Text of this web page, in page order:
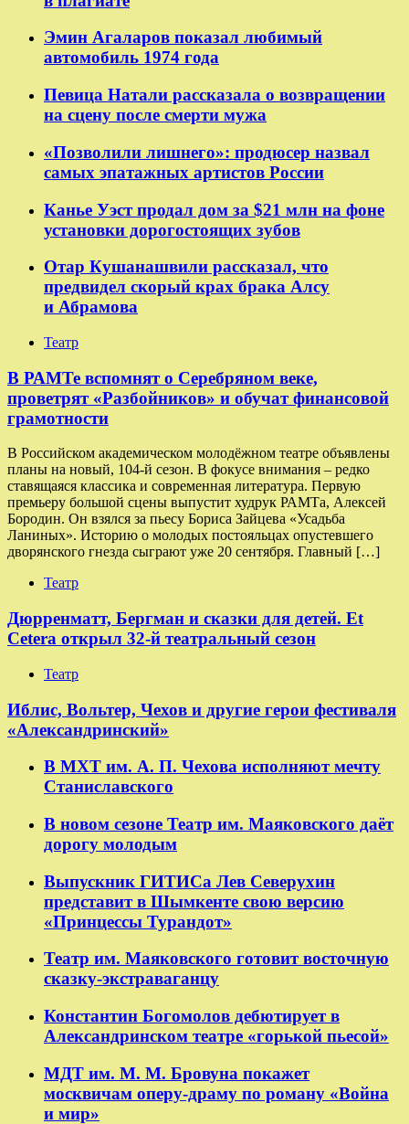
Эмин Агаларов показал любимый
автомобиль 1974 года
Певица Натали рассказала о возвращении
на сцену после смерти мужа
«Позволили лишнего»: продюсер назвал
самых эпатажных артистов России
Канье Уэст продал дом за $21 млн на фоне
установки дорогостоящих зубов
Отар Кушанашвили рассказал, что
предвидел скорый крах брака Алсу
и Абрамова
Театр
​​В РАМТе вспомнят о Серебряном веке,
проветрят «Разбойников» и обучат финансовой
грамотности
В Российском академическом молодёжном театре объявлены
планы на новый, 104-й сезон. В фокусе внимания – редко
ставящаяся классика и современная литература. Первую
премьеру большой сцены выпустит худрук РАМТа, Алексей
Бородин. Он взялся за пьесу Бориса Зайцева «Усадьба
Ланиных». Историю о молодых постояльцах опустевшего
дворянского гнезда сыграют уже 20 сентября. Главный […]
Театр
Дюрренматт, Бергман и сказки для детей. Et
Cetera открыл 32-й театральный сезон
Театр
​​Иблис, Вольтер, Чехов и другие герои фестиваля
«Александринский»
В МХТ им. А. П. Чехова исполняют мечту
Станиславского
В новом сезоне Театр им. Маяковского даёт
дорогу молодым
Выпускник ГИТИСа Лев Северухин
представит в Шымкенте свою версию
«Принцессы Турандот»
Театр им. Маяковского готовит восточную
сказку-экстраваганцу
Константин Богомолов дебютирует в
Александринском театре «горькой пьесой»
МДТ им. М. М. Бровуна покажет
москвичам оперу-драму по роману «Война
и мир»